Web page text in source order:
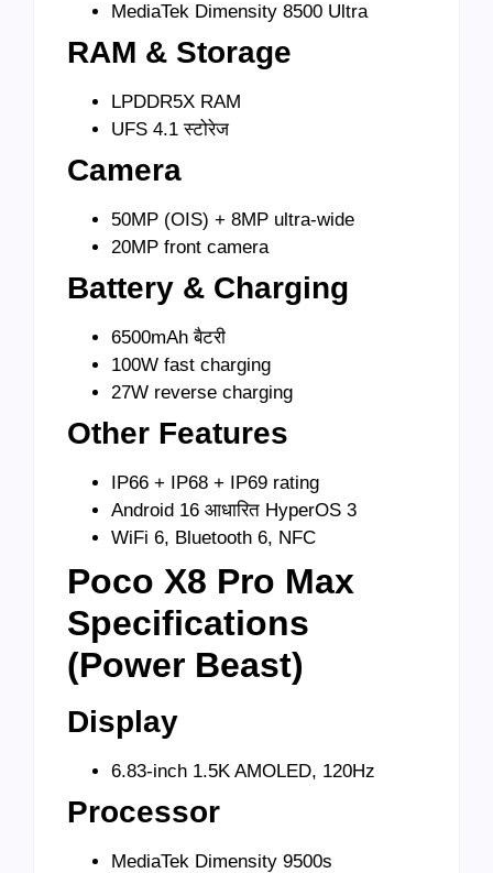
MediaTek Dimensity 8500 Ultra
RAM & Storage
LPDDR5X RAM
UFS 4.1 स्टोरेज
Camera
50MP (OIS) + 8MP ultra-wide
20MP front camera
Battery & Charging
6500mAh बैटरी
100W fast charging
27W reverse charging
Other Features
IP66 + IP68 + IP69 rating
Android 16 आधारित HyperOS 3
WiFi 6, Bluetooth 6, NFC
Poco X8 Pro Max
Specifications
(Power Beast)
Display
6.83-inch 1.5K AMOLED, 120Hz
Processor
MediaTek Dimensity 9500s